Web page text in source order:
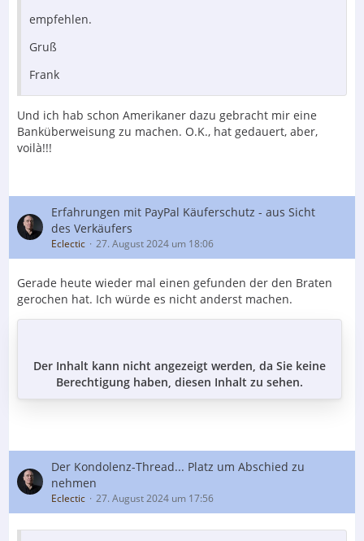
empfehlen.
Gruß
Frank
Und ich hab schon Amerikaner dazu gebracht mir eine
Banküberweisung zu machen. O.K., hat gedauert, aber,
voilà!!!
Erfahrungen mit PayPal Käuferschutz - aus Sicht
des Verkäufers
Eclectic 27. August 2024 um 18:06
Gerade heute wieder mal einen gefunden der den Braten
gerochen hat. Ich würde es nicht anderst machen.
Der Inhalt kann nicht angezeigt werden, da Sie keine
Berechtigung haben, diesen Inhalt zu sehen.
Der Kondolenz-Thread... Platz um Abschied zu
nehmen
Eclectic 27. August 2024 um 17:56